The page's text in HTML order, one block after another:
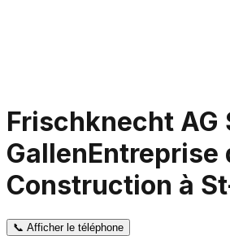
Frischknecht AG
GallenEntreprise
Construction à
📞 Afficher le téléphone